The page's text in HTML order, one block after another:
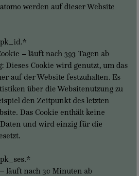
werden auf dieser Website
– läuft nach 393 Tagen ab
Dieses Cookie wird genutzt, um das
auf der Website festzuhalten. Es
über die Websitenutzung zu
den Zeitpunkt des letzten
Das Cookie enthält keine
und wird einzig für die
läuft nach 30 Minuten ab